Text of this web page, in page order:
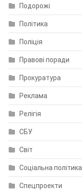
Подорожі
Політика
Поліція
Правові поради
Прокуратура
Реклама
Релігія
СБУ
Світ
Соціальна політика
Спецпроекти